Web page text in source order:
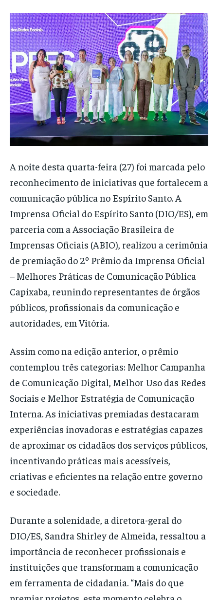
A noite desta quarta-feira (27) foi marcada pelo
reconhecimento de iniciativas que fortalecem a
comunicação pública no Espírito Santo. A
Imprensa Oficial do Espírito Santo (DIO/ES), em
parceria com a Associação Brasileira de
Imprensas Oficiais (ABIO), realizou a cerimônia
de premiação do 2º Prêmio da Imprensa Oficial
– Melhores Práticas de Comunicação Pública
Capixaba, reunindo representantes de órgãos
públicos, profissionais da comunicação e
autoridades, em Vitória.
Assim como na edição anterior, o prêmio
contemplou três categorias: Melhor Campanha
de Comunicação Digital, Melhor Uso das Redes
Sociais e Melhor Estratégia de Comunicação
Interna. As iniciativas premiadas destacaram
experiências inovadoras e estratégias capazes
de aproximar os cidadãos dos serviços públicos,
incentivando práticas mais acessíveis,
criativas e eficientes na relação entre governo
e sociedade.
Durante a solenidade, a diretora-geral do
DIO/ES, Sandra Shirley de Almeida, ressaltou a
importância de reconhecer profissionais e
instituições que transformam a comunicação
em ferramenta de cidadania. “Mais do que